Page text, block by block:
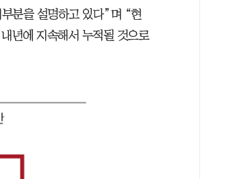
분을 설명하고 있다”며 “현
년에 지속해서 누적될 것으로